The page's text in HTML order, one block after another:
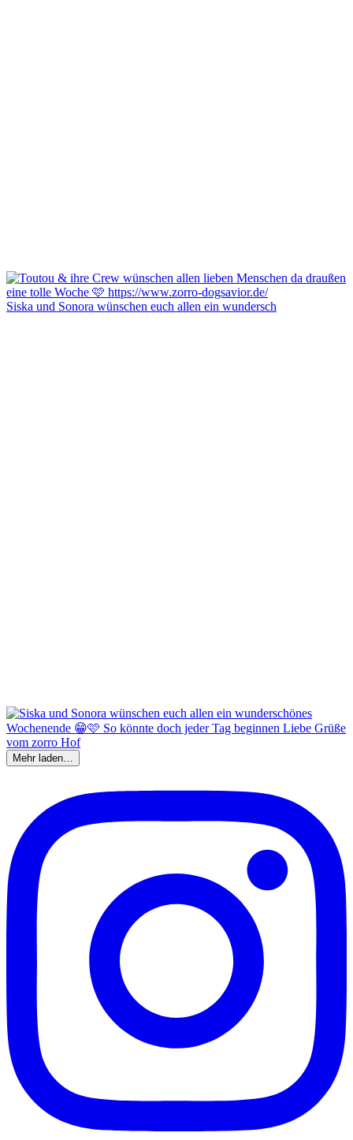
Siska und Sonora wünschen euch allen ein wundersch
Mehr laden…